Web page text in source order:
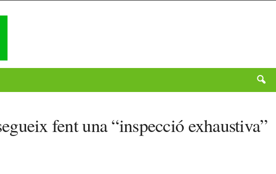
fent una “inspecció exhaustiva”